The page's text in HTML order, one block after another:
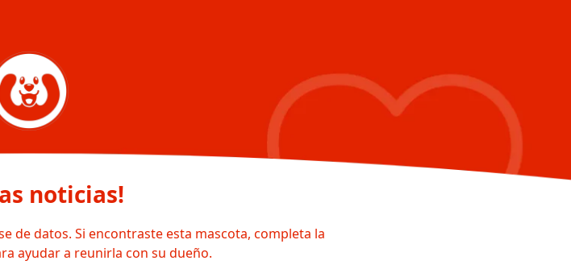
noticias!
de datos. Si encontraste esta mascota, completa la
ayudar a reunirla con su dueño.